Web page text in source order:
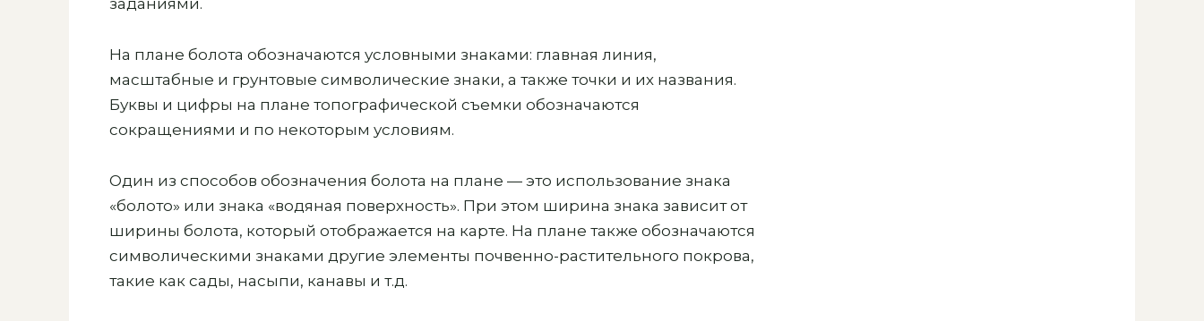
На плане болота обозначаются условными знаками: главная линия,
масштабные и грунтовые символические знаки, а также точки и их названия.
Буквы и цифры на плане топографической съемки обозначаются
сокращениями и по некоторым условиям.
Один из способов обозначения болота на плане — это использование знака
«болото» или знака «водяная поверхность». При этом ширина знака зависит от
ширины болота, который отображается на карте. На плане также обозначаются
символическими знаками другие элементы почвенно-растительного покрова,
такие как сады, насыпи, канавы и т.д.